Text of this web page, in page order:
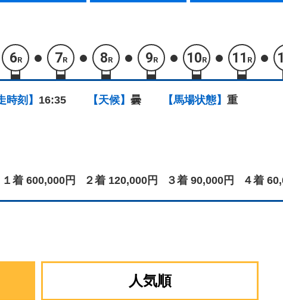
6R 7R 8R 9R 10R 11 R
時刻】 16:35 【天候】 曇 【馬場状態】 重
１着 600,000円 ２着 120,000円 ３着 90,000円 ４着
人気順